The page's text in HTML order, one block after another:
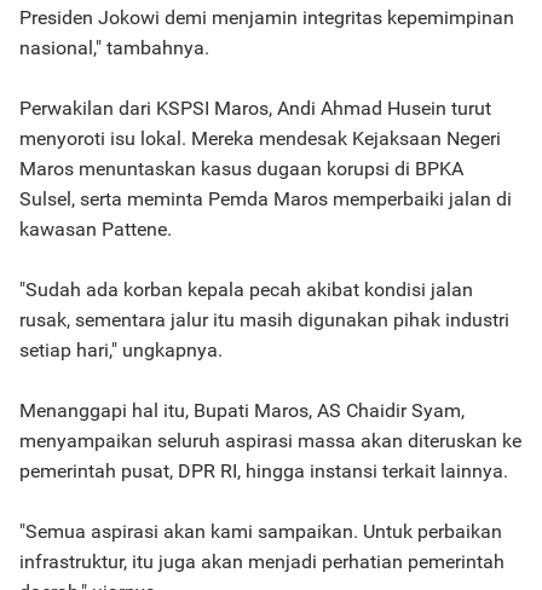
Presiden Jokowi demi menjamin integritas kepemimpinan
nasional," tambahnya.
Perwakilan dari KSPSI Maros, Andi Ahmad Husein turut
menyoroti isu lokal. Mereka mendesak Kejaksaan Negeri
Maros menuntaskan kasus dugaan korupsi di BPKA
Sulsel, serta meminta Pemda Maros memperbaiki jalan di
kawasan Pattene.
"Sudah ada korban kepala pecah akibat kondisi jalan
rusak, sementara jalur itu masih digunakan pihak industri
setiap hari," ungkapnya.
Menanggapi hal itu, Bupati Maros, AS Chaidir Syam,
menyampaikan seluruh aspirasi massa akan diteruskan ke
pemerintah pusat, DPR RI, hingga instansi terkait lainnya.
"Semua aspirasi akan kami sampaikan. Untuk perbaikan
infrastruktur, itu juga akan menjadi perhatian pemerintah